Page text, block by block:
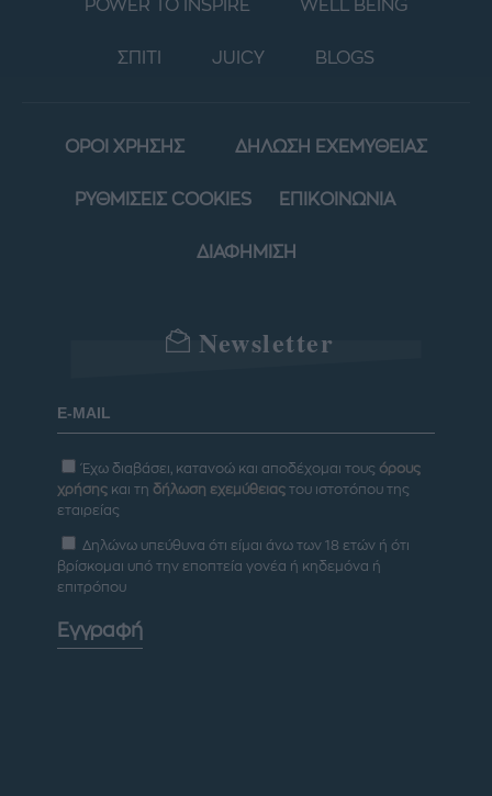
POWER TO INSPIRE WELL BEING
ΣΠΙΤΙ JUICY BLOGS
ΟΡΟΙ ΧΡΗΣΗΣ ΔΗΛΩΣΗ ΕΧΕΜΥΘΕΙΑΣ
ΡΥΘΜΙΣΕΙΣ COOKIES ΕΠΙΚΟΙΝΩΝΙΑ
ΔΙΑΦΗΜΙΣΗ
Newsletter
Έχω διαβάσει, κατανοώ και αποδέχομαι τους όρους
χρήσης και τη δήλωση εχεμύθειας του ιστοτόπου της
εταιρείας
Δηλώνω υπεύθυνα ότι είμαι άνω των 18 ετών ή ότι
βρίσκομαι υπό την εποπτεία γονέα ή κηδεμόνα ή
επιτρόπου
Εγγραφή